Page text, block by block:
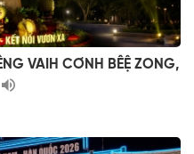
VAIH CƠNH BÊỆ ZONG,